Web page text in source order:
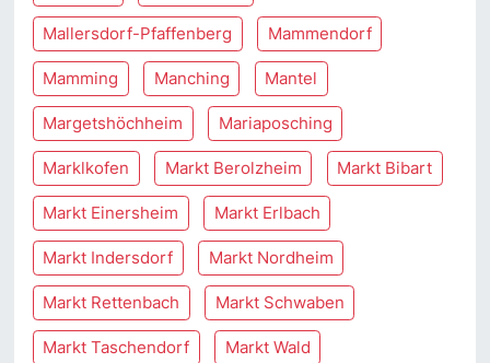
Mallersdorf-Pfaffenberg Mammendorf
Mamming Manching Mantel
Margetshöchheim Mariaposching
Marklkofen Markt Berolzheim Markt Bibart
Markt Einersheim Markt Erlbach
Markt Indersdorf Markt Nordheim
Markt Rettenbach Markt Schwaben
Markt Taschendorf Markt Wald